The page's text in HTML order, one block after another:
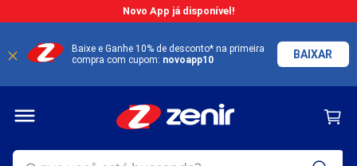
Novo App já disponível!
Baixe e Ganhe 10% de desconto* na primeira
compra com cupom: novoapp10 BAIXAR
O que você está buscando?